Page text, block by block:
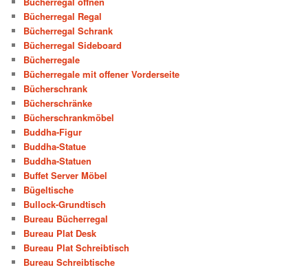
Bücherregal Regal
Bücherregal Schrank
Bücherregal Sideboard
Bücherregale
Bücherregale mit offener Vorderseite
Bücherschrank
Bücherschränke
Bücherschrankmöbel
Buddha-Figur
Buddha-Statue
Buddha-Statuen
Buffet Server Möbel
Bügeltische
Bullock-Grundtisch
Bureau Bücherregal
Bureau Plat Desk
Bureau Plat Schreibtisch
Bureau Schreibtische